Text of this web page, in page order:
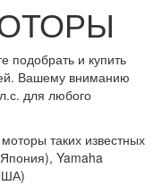
подобрать и купить
Вашему вниманию
для любого
таких известных
Yamaha